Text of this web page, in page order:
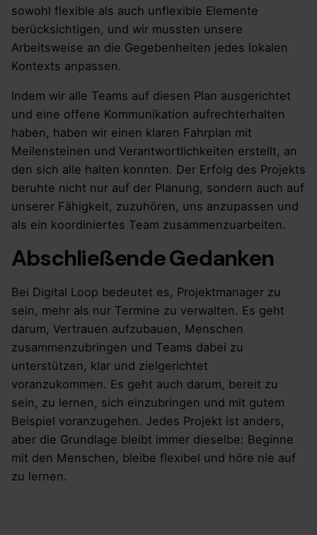
sowohl flexible als auch unflexible Elemente
berücksichtigen, und wir mussten unsere
Arbeitsweise an die Gegebenheiten jedes lokalen
Kontexts anpassen.
Indem wir alle Teams auf diesen Plan ausgerichtet
und eine offene Kommunikation aufrechterhalten
haben, haben wir einen klaren Fahrplan mit
Meilensteinen und Verantwortlichkeiten erstellt, an
den sich alle halten konnten. Der Erfolg des Projekts
beruhte nicht nur auf der Planung, sondern auch auf
unserer Fähigkeit, zuzuhören, uns anzupassen und
als ein koordiniertes Team zusammenzuarbeiten.
Abschließende Gedanken
Bei Digital Loop bedeutet es, Projektmanager zu
sein, mehr als nur Termine zu verwalten. Es geht
darum, Vertrauen aufzubauen, Menschen
zusammenzubringen und Teams dabei zu
unterstützen, klar und zielgerichtet
voranzukommen. Es geht auch darum, bereit zu
sein, zu lernen, sich einzubringen und mit gutem
Beispiel voranzugehen. Jedes Projekt ist anders,
aber die Grundlage bleibt immer dieselbe: Beginne
mit den Menschen, bleibe flexibel und höre nie auf
zu lernen.